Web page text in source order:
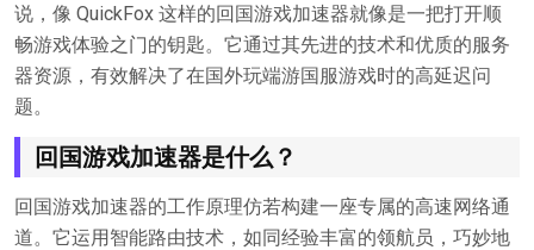
说，像 QuickFox 这样的回国游戏加速器就像是一把打开顺
畅游戏体验之门的钥匙。它通过其先进的技术和优质的服务
器资源，有效解决了在国外玩端游国服游戏时的高延迟问
题。
回国游戏加速器是什么？
回国游戏加速器的工作原理仿若构建一座专属的高速网络通
道。它运用智能路由技术，如同经验丰富的领航员，巧妙地